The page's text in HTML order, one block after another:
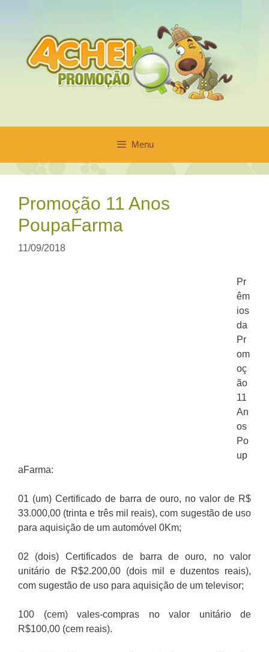
conteúdo
Menu
Promoção 11 Anos
PoupaFarma
11/09/2018
Pr
êm
ios
da
Pr
om
oç
ão
11
An
os
Po
up
aFarma:
01 (um) Certificado de barra de ouro, no valor de R$
33.000,00 (trinta e três mil reais), com sugestão de uso
para aquisição de um automóvel 0Km;
02 (dois) Certificados de barra de ouro, no valor
unitário de R$2.200,00 (dois mil e duzentos reais),
com sugestão de uso para aquisição de um televisor;
100 (cem) vales-compras no valor unitário de
R$100,00 (cem reais).